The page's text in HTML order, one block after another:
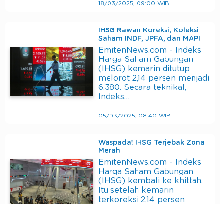
18/03/2025, 09:00 WIB
IHSG Rawan Koreksi, Koleksi
Saham INDF, JPFA, dan MAPI
EmitenNews.com - Indeks
Harga Saham Gabungan
(IHSG) kemarin ditutup
melorot 2,14 persen menjadi
6.380. Secara teknikal,
Indeks…
05/03/2025, 08:40 WIB
Waspada! IHSG Terjebak Zona
Merah
EmitenNews.com - Indeks
Harga Saham Gabungan
(IHSG) kembali ke khittah.
Itu setelah kemarin
terkoreksi 2,14 persen